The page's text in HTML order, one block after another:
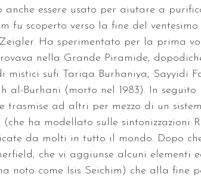
anche essere usato per aiutare a
fu scoperto verso la fine del
Ha sperimentato per la prima
nella Grande Piramide,
mistici sufi Tariqa Burhaniya, Sayyidi
al-Burhani (morto nel 1983). In
trasmise ad altri per mezzo di un
(che ha modellato sulle sintonizzazioni
da molti in tutto il mondo. Dopo
che vi aggiunse alcuni elementi
noto come Isis Seichim) che alla fine